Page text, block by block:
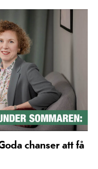
chanser att få